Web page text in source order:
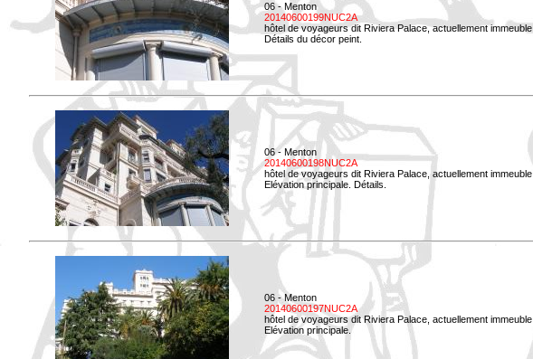
06 - Menton
20140600199NUC2A
hôtel de voyageurs dit Riviera Palace, actuellement immeuble
Détails du décor peint.
06 - Menton
20140600198NUC2A
hôtel de voyageurs dit Riviera Palace, actuellement immeuble
Elévation principale. Détails.
06 - Menton
20140600197NUC2A
hôtel de voyageurs dit Riviera Palace, actuellement immeuble
Elévation principale.